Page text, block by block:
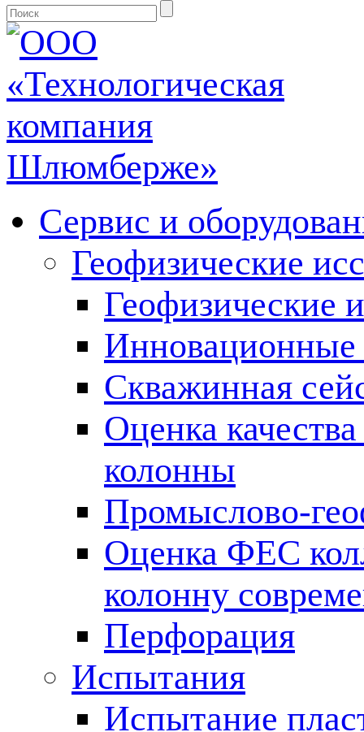
Сервис и
Геофизические
Геофизические
Инновационные
Скважинная
Оценка
колонны
Промыслово-
Оценка ФЕС
колонну
Перфорация
Испытания
Испытание